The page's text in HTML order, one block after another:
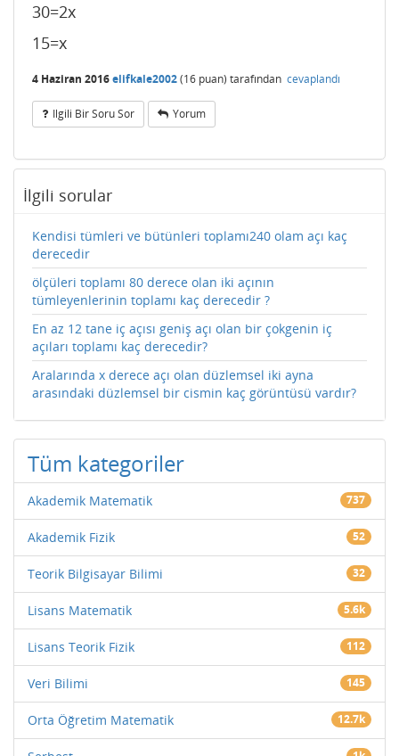
30=2x
15=x
4 Haziran 2016elifkale2002(16 puan) tarafından cevaplandı
Ilgili Bir Soru Sor Yorum
İlgili sorular
Kendisi tümleri ve bütünleri toplamı240 olam açı kaç
derecedir
ölçüleri toplamı 80 derece olan iki açının
tümleyenlerinin toplamı kaç derecedir ?
En az 12 tane iç açısı geniş açı olan bir çokgenin iç
açıları toplamı kaç derecedir?
Aralarında x derece açı olan düzlemsel iki ayna
arasındaki düzlemsel bir cismin kaç görüntüsü vardır?
Tüm kategoriler
Akademik Matematik 737
Akademik Fizik 52
Teorik Bilgisayar Bilimi 32
Lisans Matematik 5.6k
Lisans Teorik Fizik 112
Veri Bilimi 145
Orta Öğretim Matematik 12.7k